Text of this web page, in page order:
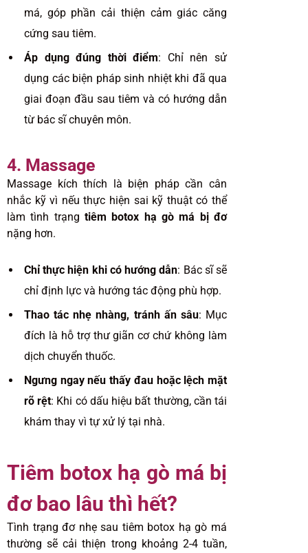
má, góp phần cải thiện cảm giác căng
cứng sau tiêm.
Áp dụng đúng thời điểm: Chỉ nên sử
dụng các biện pháp sinh nhiệt khi đã qua
giai đoạn đầu sau tiêm và có hướng dẫn
từ bác sĩ chuyên môn.
4. Massage
Massage kích thích là biện pháp cần cân
nhắc kỹ vì nếu thực hiện sai kỹ thuật có thể
làm tình trạng tiêm botox hạ gò má bị đơ
nặng hơn.
Chỉ thực hiện khi có hướng dẫn: Bác sĩ sẽ
chỉ định lực và hướng tác động phù hợp.
Thao tác nhẹ nhàng, tránh ấn sâu: Mục
đích là hỗ trợ thư giãn cơ chứ không làm
dịch chuyển thuốc.
Ngưng ngay nếu thấy đau hoặc lệch mặt
rõ rệt: Khi có dấu hiệu bất thường, cần tái
khám thay vì tự xử lý tại nhà.
Tiêm botox hạ gò má bị
đơ bao lâu thì hết?
Tình trạng đơ nhẹ sau tiêm botox hạ gò má
thường sẽ cải thiện trong khoảng 2-4 tuần,